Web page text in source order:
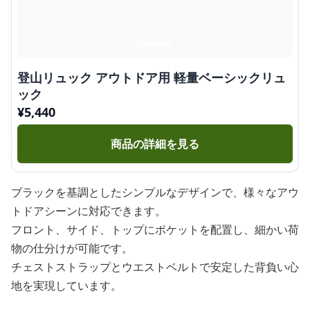
登山リュック アウトドア用 軽量ベーシックリュ
ック
¥5,440
商品の詳細を見る
ブラックを基調としたシンプルなデザインで、様々なアウ
トドアシーンに対応できます。
フロント、サイド、トップにポケットを配置し、細かい荷
物の仕分けが可能です。
チェストストラップとウエストベルトで安定した背負い心
地を実現しています。